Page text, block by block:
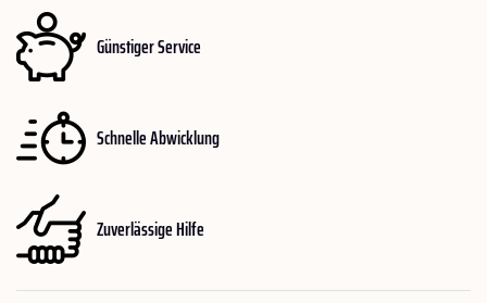
Günstiger Service
Schnelle Abwicklung
Zuverlässige Hilfe